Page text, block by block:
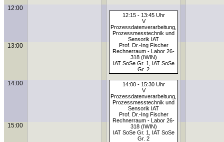
12:00
12:15 - 13:45 Uhr
V
Prozessdatenverarbeitung,
Prozessmesstechnik und
Sensorik IAT
Prof. Dr.-Ing Fischer
Rechnerraum - Labor 26-
318 (IWIN)
IAT SoSe Gr. 1, IAT SoSe
Gr. 2
13:00
14:00
14:00 - 15:30 Uhr
V
Prozessdatenverarbeitung,
Prozessmesstechnik und
Sensorik IAT
Prof. Dr.-Ing Fischer
Rechnerraum - Labor 26-
318 (IWIN)
IAT SoSe Gr. 1, IAT SoSe
Gr. 2
15:00